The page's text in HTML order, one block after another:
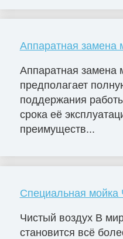
Аппаратная замена
Аппаратная
предполагает
поддержания
срока её
преимуществ...
Специальная мойка
Чистый воздух В
становится всё